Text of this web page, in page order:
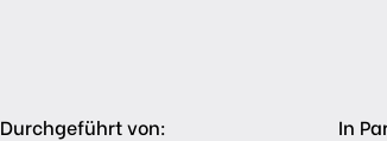
Durchgeführt von: In